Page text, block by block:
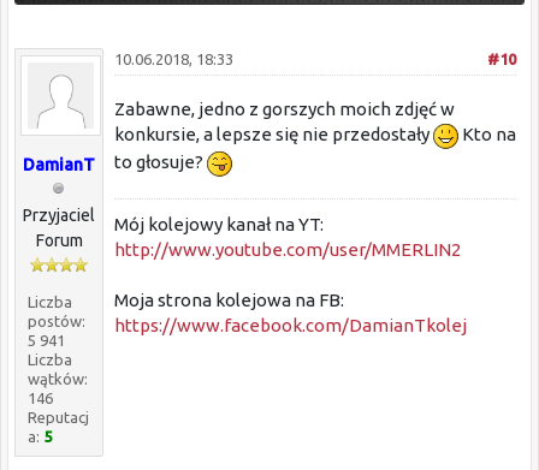
DamianT
Przyjaciel
Forum
Liczba
postów:
5 941
Liczba
wątków:
146
Reputacj
a: 5
#10
10.06.2018, 18:33
Zabawne, jedno z gorszych moich zdjęć w
konkursie, a lepsze się nie przedostały
Kto na
to głosuje?
Mój kolejowy kanał na YT:
http://www.youtube.com/user/MMERLIN2
Moja strona kolejowa na FB:
https://www.facebook.com/DamianTkolej